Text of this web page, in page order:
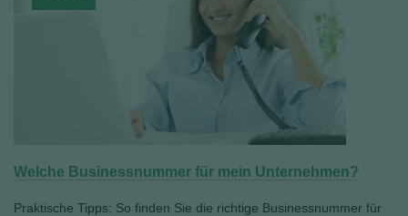
Welche Businessnummer für mein Unternehmen?
Praktische Tipps: So finden Sie die richtige Businessnummer für